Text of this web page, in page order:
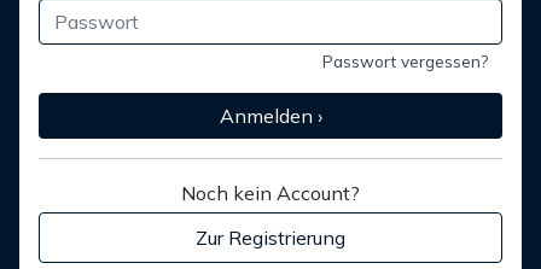
Passwort vergessen?
Anmelden ›
Noch kein Account?
Zur Registrierung